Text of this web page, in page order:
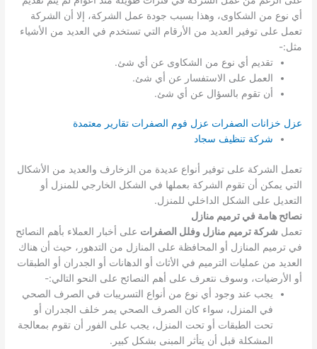
أي نوع من الشكاوى، وهذا بسبب جودة عمل الشركة، إلا أن الشركة
تعمل على توفير العديد من الأرقام التي تستخدم في العديد من الأشياء
مثل:-
تقديم أي نوع من الشكاوى عن أي شئ.
العمل على الاستفسار عن أي شئ.
أن تقوم بالسؤال عن أي شئ.
عزل خزانات الصفرات عزل فوم الصفرات تقارير معتمدة
شركة تنظيف سجاد
تعمل الشركة على توفير أنواع عديدة من الزخارف والعديد من الأشكال
التي يمكن أن تقوم الشركة بعملها في الشكل الخارجي للمنزل أو
التعديل على الشكل الداخلي للمنزل.
نصائح هامة في ترميم منازل
تعمل شركة ترميم منازل وفلل الصفرات على أخبار العملاء بأهم النصائح
في ترميم المنازل أو المحافظة على المنازل من التدهور، حيث أن هناك
العديد من عمليات الترميم في الأثاث أو الدهانات أو الجدران أو الطبقات
أو الأرضيات، وسوف نتعرف على أهم النصائح على النحو التالي:-
يجب عند وجود أي نوع من أنواع التسريبات في الصرف الصحي
في المنزل، سواء كان الصرف الصحي يمر خلف الجدران أو
تحت الطبقات أو تحت المنزل، يجب على الفور أن تقوم بمعالجة
المشكلة قبل أن يتأثر المبنى بشكل كبير.